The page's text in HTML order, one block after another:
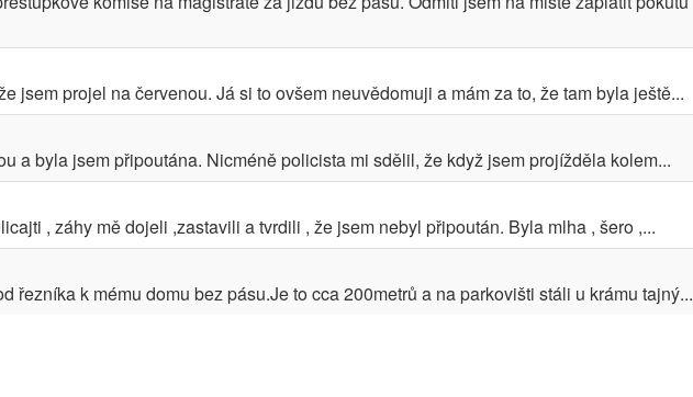
jsem projel na červenou. Já si to ovšem neuvědomuji a mám za to, že tam byla ještě...
a byla jsem připoutána. Nicméně policista mi sdělil, že když jsem projížděla kolem...
, záhy mě dojeli ,zastavili a tvrdili , že jsem nebyl připoután. Byla mlha , šero ,...
řezníka k mému domu bez pásu.Je to cca 200metrů a na parkovišti stáli u krámu tajný...